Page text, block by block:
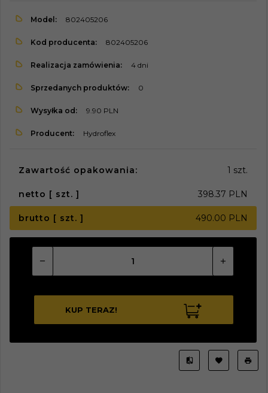
Model: 802405206
Kod producenta: 802405206
Realizacja zamówienia: 4 dni
Sprzedanych produktów: 0
Wysyłka od: 9.90 PLN
Producent: Hydroflex
Zawartość opakowania: 1 szt.
netto [ szt. ] 398.37 PLN
brutto [ szt. ] 490.00 PLN
KUP TERAZ!